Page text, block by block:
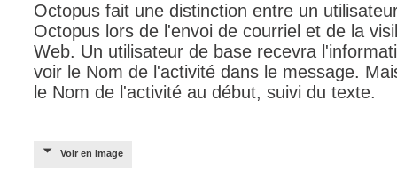
Octopus fait une distinction entre un
Octopus lors de l'envoi de courriel et de la
Web. Un utilisateur de base recevra
voir le Nom de l'activité dans le message.
le Nom de l'activité au début, suivi du texte.
Voir en image